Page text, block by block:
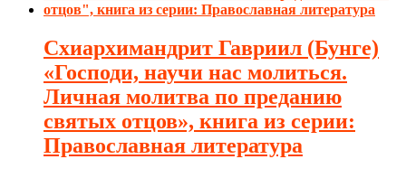
Схиархимандрит Гавриил (Бунге)
«Господи, научи нас молиться.
Личная молитва по преданию
святых отцов», книга из серии:
Православная литература